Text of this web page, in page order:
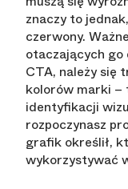
znaczy to
czerwony.
otaczających
CTA, należy się
kolorów marki –
identyfikacji
rozpoczynasz
grafik określił,
wykorzystywać